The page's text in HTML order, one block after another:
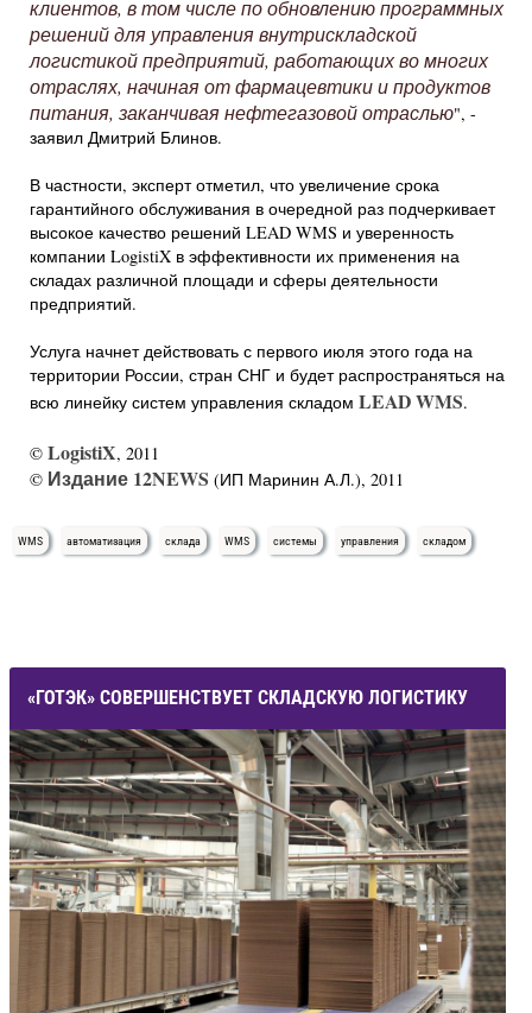
клиентов, в том числе по обновлению программных
решений для управления внутрискладской
логистикой предприятий, работающих во многих
отраслях, начиная от фармацевтики и продуктов
питания, заканчивая нефтегазовой отраслью", -
заявил Дмитрий Блинов.
В частности, эксперт отметил, что увеличение срока
гарантийного обслуживания в очередной раз подчеркивает
высокое качество решений LEAD WMS и уверенность
компании LogistiX в эффективности их применения на
складах различной площади и сферы деятельности
предприятий.
Услуга начнет действовать с первого июля этого года на
территории России, стран СНГ и будет распространяться на
всю линейку систем управления складом LEAD WMS.
© LogistiX, 2011
© Издание 12NEWS (ИП Маринин А.Л.), 2011
WMS автоматизация склада WMS системы управления складом
«ГОТЭК» СОВЕРШЕНСТВУЕТ СКЛАДСКУЮ ЛОГИСТИКУ